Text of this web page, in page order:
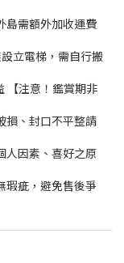
島需額外加收運費
立電梯，需自行搬
【注意！鑑賞期非
損、封口不平整請
人因素、喜好之原
瑕疵，避免售後爭